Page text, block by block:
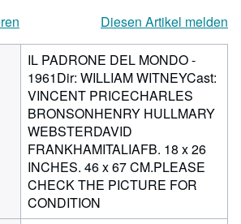
Diesen Artikel melden
IL PADRONE DEL MONDO -
1961Dir: WILLIAM WITNEYCast:
VINCENT PRICECHARLES
BRONSONHENRY HULLMARY
WEBSTERDAVID
FRANKHAMITALIAFB. 18 x 26
INCHES. 46 x 67 CM.PLEASE
CHECK THE PICTURE FOR
CONDITION